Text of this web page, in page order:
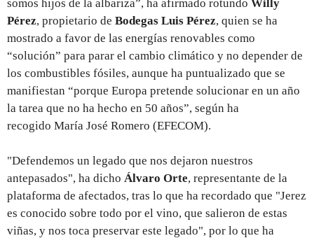
somos hijos de la albariza”, ha afirmado rotundo Willy
Pérez, propietario de Bodegas Luis Pérez, quien se ha
mostrado a favor de las energías renovables como
“solución” para parar el cambio climático y no depender de
los combustibles fósiles, aunque ha puntualizado que se
manifiestan “porque Europa pretende solucionar en un año
la tarea que no ha hecho en 50 años”, según ha
recogido María José Romero (EFECOM).
"Defendemos un legado que nos dejaron nuestros
antepasados", ha dicho Álvaro Orte, representante de la
plataforma de afectados, tras lo que ha recordado que "Jerez
es conocido sobre todo por el vino, que salieron de estas
viñas, y nos toca preservar este legado", por lo que ha